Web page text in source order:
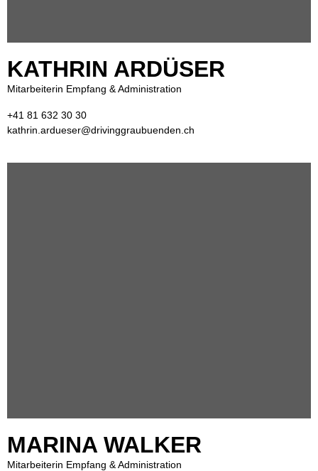
KATHRIN ARDÜSER
Mitarbeiterin Empfang & Administration
+41 81 632 30 30
kathrin.ardueser@drivinggraubuenden.ch
MARINA WALKER
Mitarbeiterin Empfang & Administration